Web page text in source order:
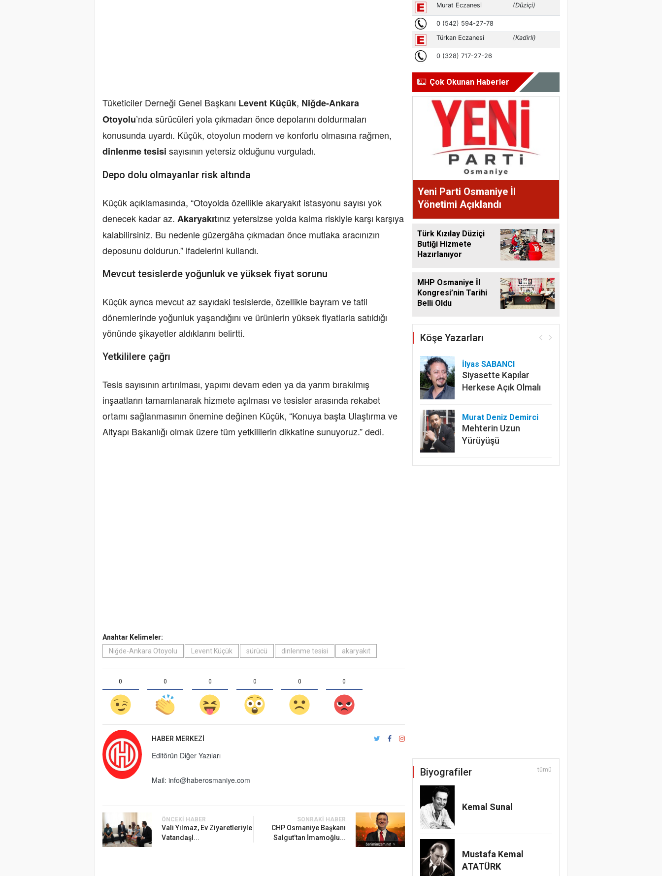
Tüketiciler Derneği Genel Başkanı Levent Küçük, Niğde-Ankara
Otoyolu’nda sürücüleri yola çıkmadan önce depolarını doldurmaları
konusunda uyardı. Küçük, otoyolun modern ve konforlu olmasına rağmen,
dinlenme tesisi sayısının yetersiz olduğunu vurguladı.
Depo dolu olmayanlar risk altında
Küçük açıklamasında, “Otoyolda özellikle akaryakıt istasyonu sayısı yok
denecek kadar az. Akaryakıtınız yetersizse yolda kalma riskiyle karşı karşıya
kalabilirsiniz. Bu nedenle güzergâha çıkmadan önce mutlaka aracınızın
deposunu doldurun.” ifadelerini kullandı.
Mevcut tesislerde yoğunluk ve yüksek fiyat sorunu
Küçük ayrıca mevcut az sayıdaki tesislerde, özellikle bayram ve tatil
dönemlerinde yoğunluk yaşandığını ve ürünlerin yüksek fiyatlarla satıldığı
yönünde şikayetler aldıklarını belirtti.
Yetkililere çağrı
Tesis sayısının artırılması, yapımı devam eden ya da yarım bırakılmış
inşaatların tamamlanarak hizmete açılması ve tesisler arasında rekabet
ortamı sağlanmasının önemine değinen Küçük, “Konuya başta Ulaştırma ve
Altyapı Bakanlığı olmak üzere tüm yetkililerin dikkatine sunuyoruz.” dedi.
Anahtar Kelimeler:
Niğde-Ankara Otoyolu
Levent Küçük sürücü dinlenme tesisi akaryakıt
0 0 0 0 0 0
HABER MERKEZI
Editörün Diğer Yazıları
Mail: info@haberosmaniye.com
ÖNCEKI HABER
Vali Yılmaz, Ev Ziyaretleriyle
Vatandaşl...
SONRAKI HABER
CHP Osmaniye Başkanı
Salgut’tan İmamoğlu...
Çok Okunan Haberler
Yeni Parti Osmaniye İl
Yönetimi Açıklandı
Türk Kızılay Düziçi
Butiği Hizmete
Hazırlanıyor
MHP Osmaniye İl
Kongresi’nin Tarihi
Belli Oldu
Köşe Yazarları
İlyas SABANCI
Siyasette Kapılar
Herkese Açık Olmalı
Murat Deniz Demirci
Mehterin Uzun
Yürüyüşü
Biyografiler tümü
Kemal Sunal
Mustafa Kemal
ATATÜRK